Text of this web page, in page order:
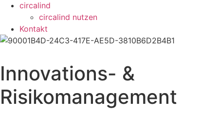
circalind
circalind nutzen
Kontakt
Innovations- &
Risikomanagement